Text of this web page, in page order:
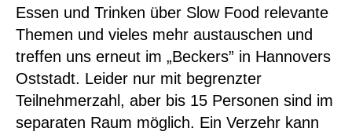
Essen und Trinken über Slow Food relevante
Themen und vieles mehr austauschen und
treffen uns erneut im „Beckers” in Hannovers
Oststadt. Leider nur mit begrenzter
Teilnehmerzahl, aber bis 15 Personen sind im
separaten Raum möglich. Ein Verzehr kann